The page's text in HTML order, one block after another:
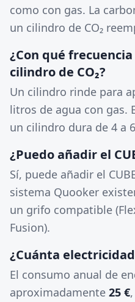
como con gas. La
un cilindro de CO₂
¿Con qué
cilindro de CO₂?
Un cilindro rinde para
litros de agua con gas.
un cilindro dura de 4 a
¿Puedo añadir el
Sí, puede añadir el
sistema Quooker
un grifo compatible
Fusion).
¿Cuánta electricidad
El consumo anual de
aproximadamente 25 €